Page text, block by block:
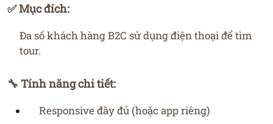
✅ Mục đích:
Đa số khách hàng B2C sử dụng điện thoại để tìm
tour.
🔧 Tính năng chi tiết:
Responsive đầy đủ (hoặc app riêng)